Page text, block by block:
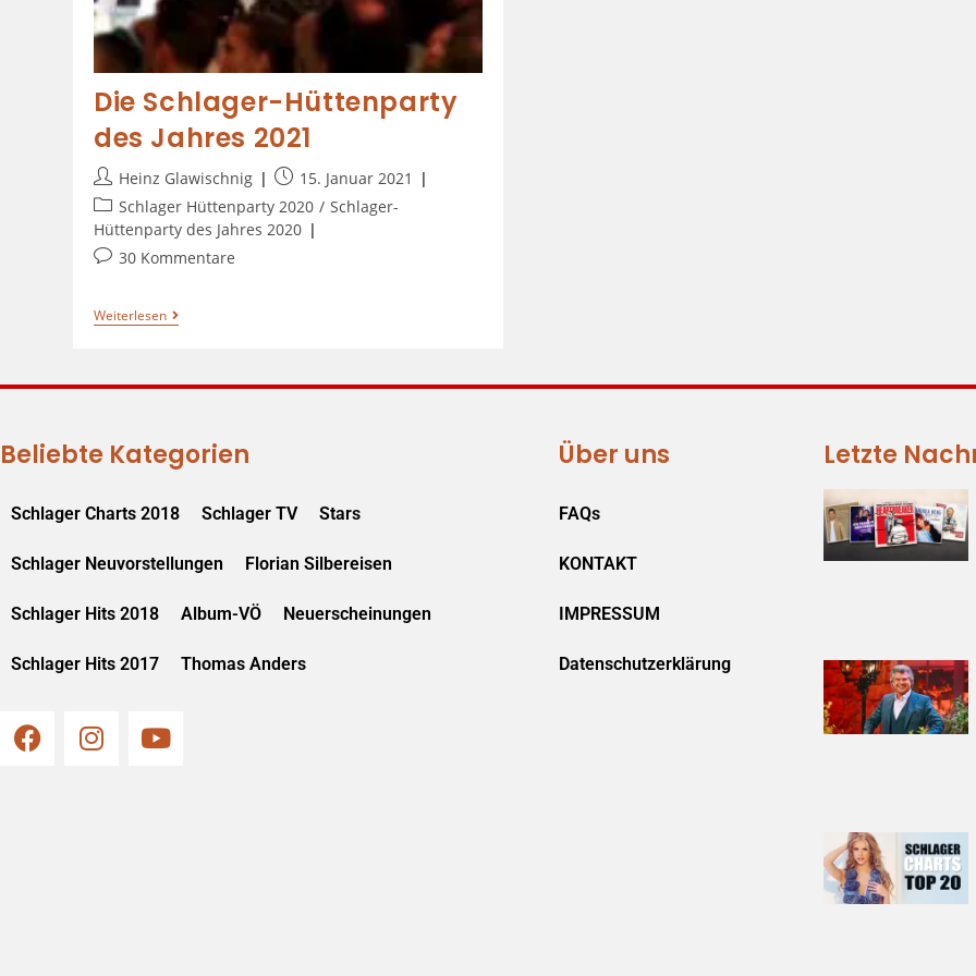
Die Schlager-Hüttenparty
des Jahres 2021
Heinz Glawischnig
15. Januar 2021
Schlager Hüttenparty 2020 / Schlager-
Hüttenparty des Jahres 2020
30 Kommentare
Weiterlesen
Beliebte Kategorien
Schlager Charts 2018 Schlager TV Stars
Schlager Neuvorstellungen Florian Silbereisen
Schlager Hits 2018 Album-VÖ Neuerscheinungen
Schlager Hits 2017 Thomas Anders
Über uns
FAQs
KONTAKT
IMPRESSUM
Datenschutzerklärung
Letzte